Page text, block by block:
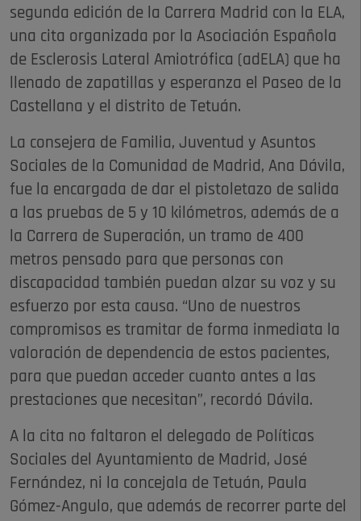
segunda edición de la Carrera Madrid con la ELA,
una cita organizada por la Asociación Española
de Esclerosis Lateral Amiotrófica (adELA) que ha
llenado de zapatillas y esperanza el Paseo de la
Castellana y el distrito de Tetuán.
La consejera de Familia, Juventud y Asuntos
Sociales de la Comunidad de Madrid, Ana Dávila,
fue la encargada de dar el pistoletazo de salida
a las pruebas de 5 y 10 kilómetros, además de a
la Carrera de Superación, un tramo de 400
metros pensado para que personas con
discapacidad también puedan alzar su voz y su
esfuerzo por esta causa. “Uno de nuestros
compromisos es tramitar de forma inmediata la
valoración de dependencia de estos pacientes,
para que puedan acceder cuanto antes a las
prestaciones que necesitan”, recordó Dávila.
A la cita no faltaron el delegado de Políticas
Sociales del Ayuntamiento de Madrid, José
Fernández, ni la concejala de Tetuán, Paula
Gómez-Angulo, que además de recorrer parte del